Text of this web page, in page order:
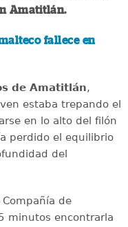
Amatitlán.
fallece en
de Amatitlán,
estaba trepando el
en lo alto del filón
perdido el equilibrio
del
de
minutos encontrarla